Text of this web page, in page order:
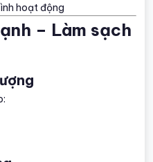
hoạt động
– Làm sạch